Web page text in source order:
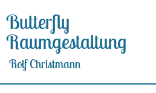
Butterfly
Raumgestaltung
Rolf Christmann